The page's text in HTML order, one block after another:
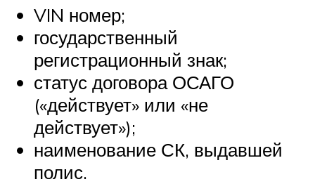
VIN номер;
государственный
регистрационный знак;
статус договора ОСАГО
(«действует» или «не
действует»);
наименование СК, выдавшей
полис.